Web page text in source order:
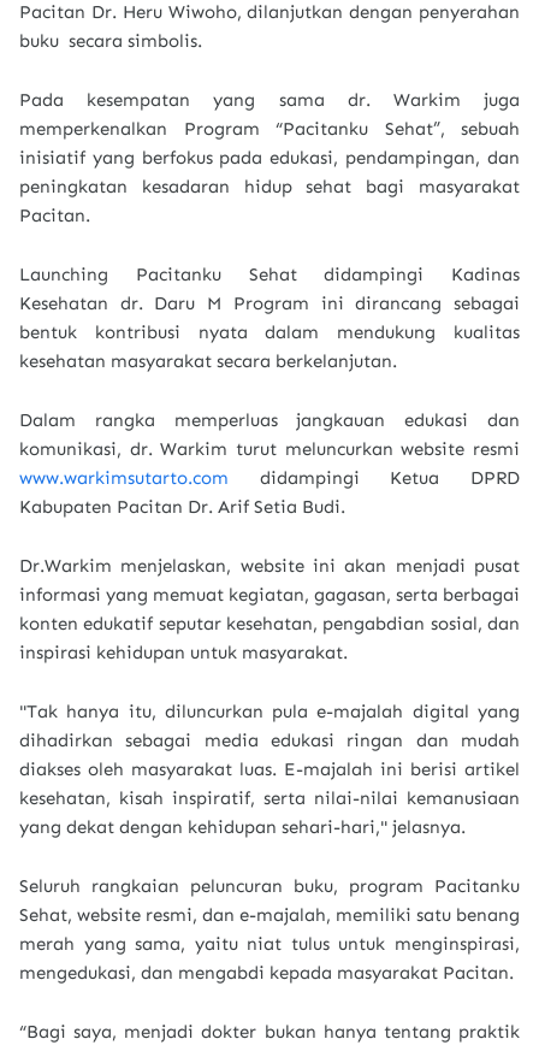
Pacitan Dr. Heru Wiwoho, dilanjutkan dengan penyerahan
buku secara simbolis.
Pada kesempatan yang sama dr. Warkim juga
memperkenalkan Program “Pacitanku Sehat”, sebuah
inisiatif yang berfokus pada edukasi, pendampingan, dan
peningkatan kesadaran hidup sehat bagi masyarakat
Pacitan.
Launching Pacitanku Sehat didampingi Kadinas
Kesehatan dr. Daru M Program ini dirancang sebagai
bentuk kontribusi nyata dalam mendukung kualitas
kesehatan masyarakat secara berkelanjutan.
Dalam rangka memperluas jangkauan edukasi dan
komunikasi, dr. Warkim turut meluncurkan website resmi
www.warkimsutarto.com didampingi Ketua DPRD
Kabupaten Pacitan Dr. Arif Setia Budi.
Dr.Warkim menjelaskan, website ini akan menjadi pusat
informasi yang memuat kegiatan, gagasan, serta berbagai
konten edukatif seputar kesehatan, pengabdian sosial, dan
inspirasi kehidupan untuk masyarakat.
"Tak hanya itu, diluncurkan pula e-majalah digital yang
dihadirkan sebagai media edukasi ringan dan mudah
diakses oleh masyarakat luas. E-majalah ini berisi artikel
kesehatan, kisah inspiratif, serta nilai-nilai kemanusiaan
yang dekat dengan kehidupan sehari-hari," jelasnya.
Seluruh rangkaian peluncuran buku, program Pacitanku
Sehat, website resmi, dan e-majalah, memiliki satu benang
merah yang sama, yaitu niat tulus untuk menginspirasi,
mengedukasi, dan mengabdi kepada masyarakat Pacitan.
“Bagi saya, menjadi dokter bukan hanya tentang praktik